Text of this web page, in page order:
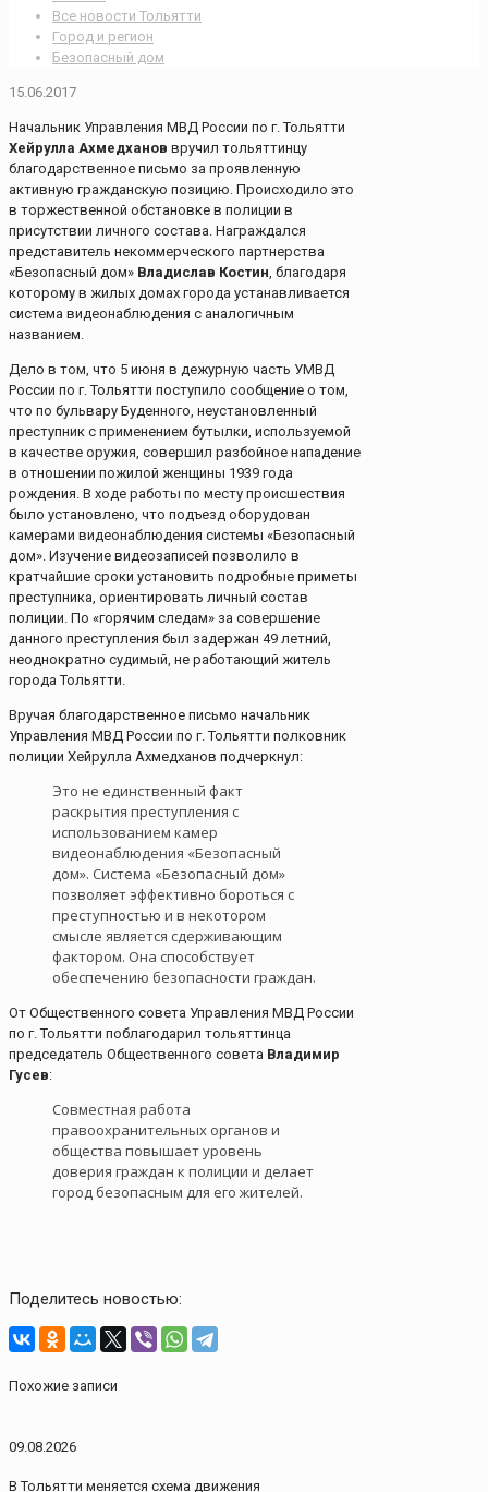
Все новости Тольятти
Город и регион
Безопасный дом
15.06.2017
Начальник Управления МВД России по г. Тольятти
Хейрулла Ахмедханов вручил тольяттинцу
благодарственное письмо за проявленную
активную гражданскую позицию. Происходило это
в торжественной обстановке в полиции в
присутствии личного состава. Награждался
представитель некоммерческого партнерства
«Безопасный дом» Владислав Костин, благодаря
которому в жилых домах города устанавливается
система видеонаблюдения с аналогичным
названием.
Дело в том, что 5 июня в дежурную часть УМВД
России по г. Тольятти поступило сообщение о том,
что по бульвару Буденного, неустановленный
преступник с применением бутылки, используемой
в качестве оружия, совершил разбойное нападение
в отношении пожилой женщины 1939 года
рождения. В ходе работы по месту происшествия
было установлено, что подъезд оборудован
камерами видеонаблюдения системы «Безопасный
дом». Изучение видеозаписей позволило в
кратчайшие сроки установить подробные приметы
преступника, ориентировать личный состав
полиции. По «горячим следам» за совершение
данного преступления был задержан 49 летний,
неоднократно судимый, не работающий житель
города Тольятти.
Вручая благодарственное письмо начальник
Управления МВД России по г. Тольятти полковник
полиции Хейрулла Ахмедханов подчеркнул:
Это не единственный факт
раскрытия преступления с
использованием камер
видеонаблюдения «Безопасный
дом». Система «Безопасный дом»
позволяет эффективно бороться с
преступностью и в некотором
смысле является сдерживающим
фактором. Она способствует
обеспечению безопасности граждан.
От Общественного совета Управления МВД России
по г. Тольятти поблагодарил тольяттинца
председатель Общественного совета Владимир
Гусев:
Совместная работа
правоохранительных органов и
общества повышает уровень
доверия граждан к полиции и делает
город безопасным для его жителей.
Поделитесь новостью:
Похожие записи
09.08.2026
В Тольятти меняется схема движения